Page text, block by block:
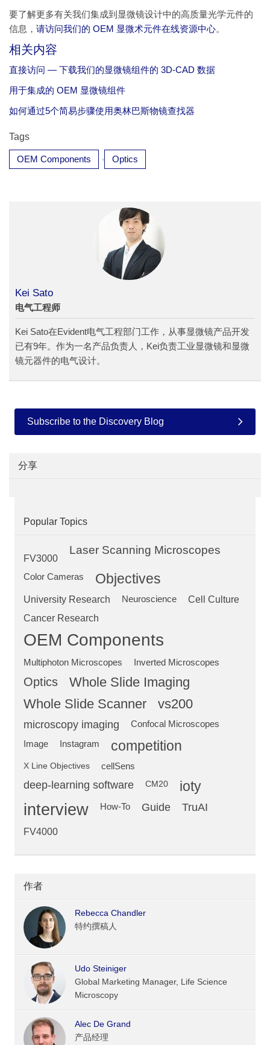
要了解更多有关我们集成到显微镜设计中的高质量光学元件的
信息， 请访问我们的 OEM 显微术元件在线资源中心。
相关内容
直接访问 — 下载我们的显微镜组件的 3D-CAD 数据
用于集成的 OEM 显微镜组件
如何通过5个简易步骤使用奥林巴斯物镜查找器
Tags
OEM Components , Optics
Kei Sato
电气工程师
Kei Sato在Evident电气工程部门工作，从事显微镜产品开发
已有9年。作为一名产品负责人，Kei负责工业显微镜和显微
镜元器件的电气设计。
Subscribe to the Discovery Blog
分享
Popular Topics
FV3000
Laser Scanning Microscopes
Color Cameras Objectives
University Research Neuroscience
Cell Culture
Cancer Research
OEM Components
Multiphoton Microscopes Inverted Microscopes
Optics
Whole Slide Imaging
Whole Slide Scanner
vs200
microscopy imaging
Confocal Microscopes
Image
Instagram competition
X Line Objectives cellSens
deep-learning software CM20 ioty
interview How-To Guide TruAI
FV4000
作者
Rebecca Chandler
特约撰稿人
Udo Steiniger
Global Marketing Manager, Life Science
Microscopy
Alec De Grand
产品经理